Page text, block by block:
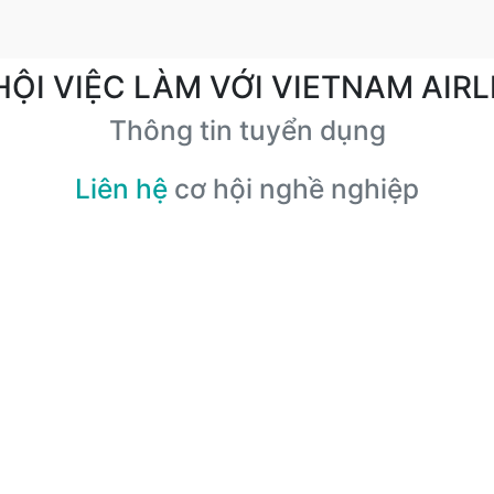
VIỆC LÀM VỚI VIETNAM
Thông tin tuyển dụng
Liên hệ cơ hội nghề nghiệp